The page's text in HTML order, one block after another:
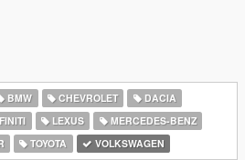
BMW CHEVROLET
DACIA
LEXUS
MERCEDES-BENZ
TOYOTA VOLKSWAGEN